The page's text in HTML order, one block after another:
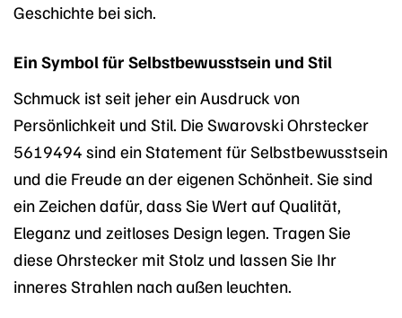
Geschichte bei sich.
Ein Symbol für Selbstbewusstsein und Stil
Schmuck ist seit jeher ein Ausdruck von
Persönlichkeit und Stil. Die Swarovski Ohrstecker
5619494 sind ein Statement für Selbstbewusstsein
und die Freude an der eigenen Schönheit. Sie sind
ein Zeichen dafür, dass Sie Wert auf Qualität,
Eleganz und zeitloses Design legen. Tragen Sie
diese Ohrstecker mit Stolz und lassen Sie Ihr
inneres Strahlen nach außen leuchten.